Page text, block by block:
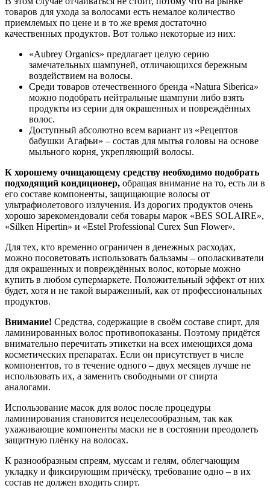
товаров для ухода за волосами есть немалое количество
приемлемых по цене и в то же время достаточно
качественных продуктов. Вот только некоторые из них:
«Aubrey Organics» предлагает целую серию
замечательных шампуней, отличающихся бережным
воздействием на волосы.
Среди товаров отечественного бренда «Natura Siberica»
можно подобрать нейтральные шампуни либо взять
продукты из серии для окрашенных и повреждённых
волос.
Доступный абсолютно всем вариант из «Рецептов
бабушки Агафьи» – состав для мытья головы на основе
мыльного корня, укрепляющий волосы.
К хорошему очищающему средству необходимо подобрать
подходящий кондиционер, обращая внимание на то, есть ли в
его составе компоненты, защищающие волосы от
ультрафиолетового излучения. Из дорогих продуктов очень
хорошо зарекомендовали себя товары марок «BES SOLAIRE»,
«Silken Hipertin» и «Estel Professional Curex Sun Flower».
Для тех, кто временно ограничен в денежных расходах,
можно посоветовать использовать бальзамы – ополаскиватели
для окрашенных и повреждённых волос, которые можно
купить в любом супермаркете. Положительный эффект от них
будет, хотя и не такой выраженный, как от профессиональных
продуктов.
Внимание! Средства, содержащие в своём составе спирт, для
ламинированных волос противопоказаны. Поэтому придётся
внимательно перечитать этикетки на всех имеющихся дома
косметических препаратах. Если он присутствует в числе
компонентов, то в течение одного – двух месяцев лучше не
использовать их, а заменить свободными от спирта
аналогами.
Использование масок для волос после процедуры
ламинирования становится нецелесообразным, так как
ухаживающие компоненты маски не в состоянии преодолеть
защитную плёнку на волосах.
К разнообразным спреям, муссам и гелям, облегчающим
укладку и фиксирующим причёску, требование одно – в их
состав не должен входить спирт.